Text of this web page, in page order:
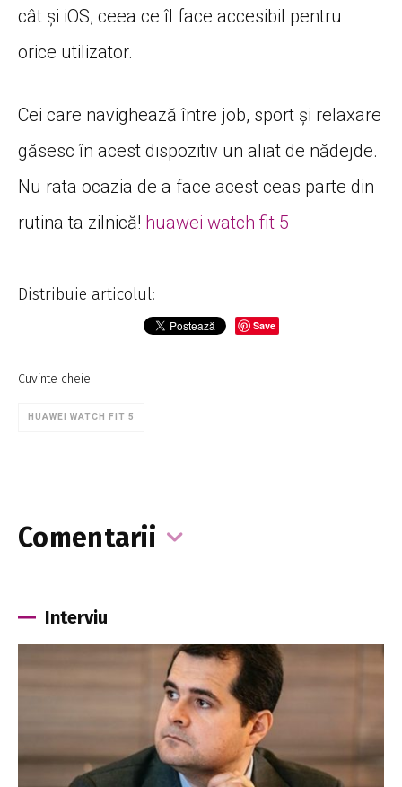
cât și iOS, ceea ce îl face accesibil pentru
orice utilizator.
Cei care navighează între job, sport și relaxare
găsesc în acest dispozitiv un aliat de nădejde.
Nu rata ocazia de a face acest ceas parte din
rutina ta zilnică! huawei watch fit 5
Distribuie articolul:
Save
Cuvinte cheie:
HUAWEI WATCH FIT 5
Comentarii
Interviu